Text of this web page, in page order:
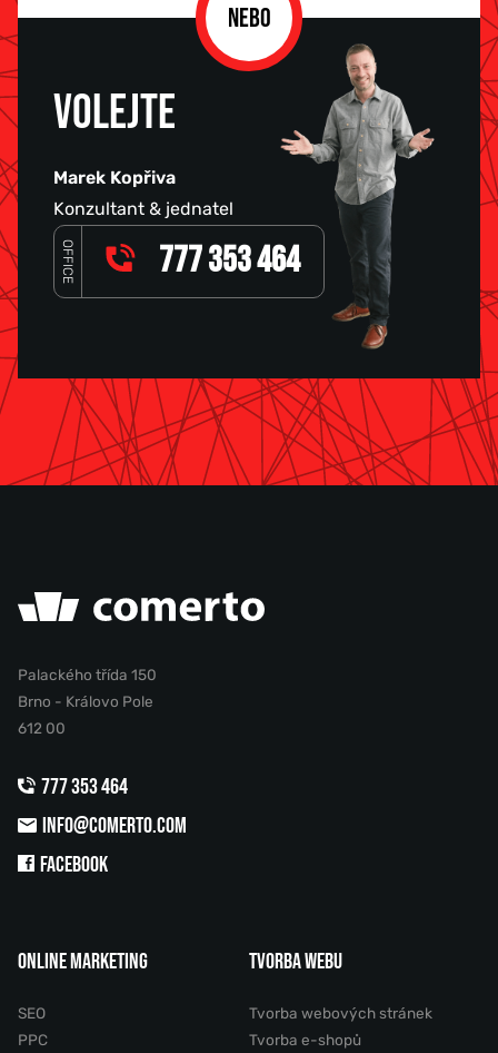
NEBO
VOLEJTE
Marek Kopřiva
Konzultant & jednatel
OFFICE 777 353 464
Palackého třída 150
Brno - Královo Pole
612 00
777 353 464
INFO@COMERTO.COM
FACEBOOK
ONLINE MARKETING
SEO
PPC
TVORBA WEBU
Tvorba webových stránek
Tvorba e-shopů